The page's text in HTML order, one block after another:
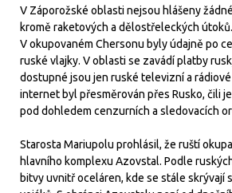
V Záporožské oblasti nejsou hlášeny
kromě raketových a dělostřeleckých útoků.
V okupovaném Chersonu byly údajně po
ruské vlajky. V oblasti se zavádí platby
dostupné jsou jen ruské televizní a
internet byl přesměrován přes Rusko, čili
pod dohledem cenzurních a sledovacích
Starosta Mariupolu prohlásil, že ruští
hlavního komplexu Azovstal. Podle
bitvy uvnitř oceláren, kde se stále skrývají